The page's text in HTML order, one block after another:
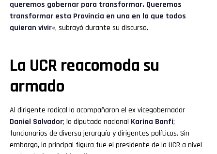
queremos gobernar para transformar. Queremos
transformar esta Provincia en una en la que todos
quieran vivir«, subrayó durante su discurso.
La UCR reacomoda su
armado
Al dirigente radical lo acompañaron el ex vicegobernador
Daniel Salvador; la diputada nacional Karina Banfi;
funcionarios de diversa jerarquía y dirigentes políticos. Sin
embargo, la principal figura fue el presidente de la UCR a nivel